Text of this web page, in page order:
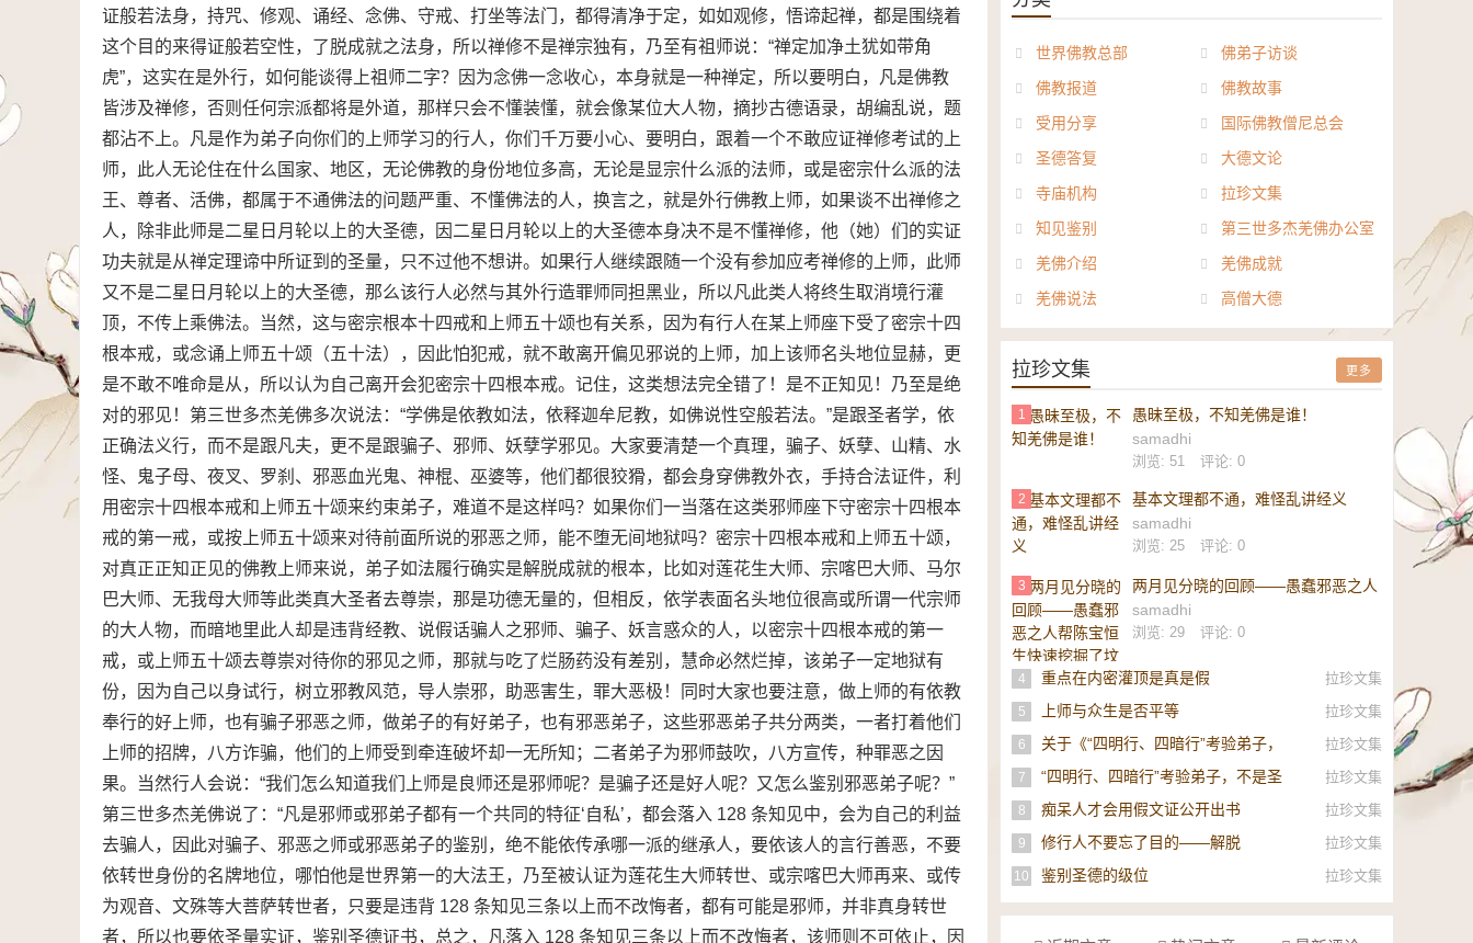
证般若法身，持咒、修观、诵经、念佛、守戒、打坐等法门，都得清净于定，如如观修，悟谛起禅，都是围绕着
这个目的来得证般若空性，了脱成就之法身，所以禅修不是禅宗独有，乃至有祖师说：“禅定加净土犹如带角
虎”，这实在是外行，如何能谈得上祖师二字？因为念佛一念收心，本身就是一种禅定，所以要明白，凡是佛教
皆涉及禅修，否则任何宗派都将是外道，那样只会不懂装懂，就会像某位大人物，摘抄古德语录，胡编乱说，题
都沾不上。凡是作为弟子向你们的上师学习的行人，你们千万要小心、要明白，跟着一个不敢应证禅修考试的上
师，此人无论住在什么国家、地区，无论佛教的身份地位多高，无论是显宗什么派的法师，或是密宗什么派的法
王、尊者、活佛，都属于不通佛法的问题严重、不懂佛法的人，换言之，就是外行佛教上师，如果谈不出禅修之
人，除非此师是二星日月轮以上的大圣德，因二星日月轮以上的大圣德本身决不是不懂禅修，他（她）们的实证
功夫就是从禅定理谛中所证到的圣量，只不过他不想讲。如果行人继续跟随一个没有参加应考禅修的上师，此师
又不是二星日月轮以上的大圣德，那么该行人必然与其外行造罪师同担黑业，所以凡此类人将终生取消境行灌
顶，不传上乘佛法。当然，这与密宗根本十四戒和上师五十颂也有关系，因为有行人在某上师座下受了密宗十四
根本戒，或念诵上师五十颂（五十法），因此怕犯戒，就不敢离开偏见邪说的上师，加上该师名头地位显赫，更
是不敢不唯命是从，所以认为自己离开会犯密宗十四根本戒。记住，这类想法完全错了！是不正知见！乃至是绝
对的邪见！第三世多杰羌佛多次说法：“学佛是依教如法，依释迦牟尼教，如佛说性空般若法。”是跟圣者学，依
正确法义行，而不是跟凡夫，更不是跟骗子、邪师、妖孽学邪见。大家要清楚一个真理，骗子、妖孽、山精、水
怪、鬼子母、夜叉、罗刹、邪恶血光鬼、神棍、巫婆等，他们都很狡猾，都会身穿佛教外衣，手持合法证件，利
用密宗十四根本戒和上师五十颂来约束弟子，难道不是这样吗？如果你们一当落在这类邪师座下守密宗十四根本
戒的第一戒，或按上师五十颂来对待前面所说的邪恶之师，能不堕无间地狱吗？密宗十四根本戒和上师五十颂，
对真正正知正见的佛教上师来说，弟子如法履行确实是解脱成就的根本，比如对莲花生大师、宗喀巴大师、马尔
巴大师、无我母大师等此类真大圣者去尊崇，那是功德无量的，但相反，依学表面名头地位很高或所谓一代宗师
的大人物，而暗地里此人却是违背经教、说假话骗人之邪师、骗子、妖言惑众的人，以密宗十四根本戒的第一
戒，或上师五十颂去尊崇对待你的邪见之师，那就与吃了烂肠药没有差别，慧命必然烂掉，该弟子一定地狱有
份，因为自己以身试行，树立邪教风范，导人崇邪，助恶害生，罪大恶极！同时大家也要注意，做上师的有依教
奉行的好上师，也有骗子邪恶之师，做弟子的有好弟子，也有邪恶弟子，这些邪恶弟子共分两类，一者打着他们
上师的招牌，八方诈骗，他们的上师受到牵连破坏却一无所知；二者弟子为邪师鼓吹，八方宣传，种罪恶之因
果。当然行人会说：“我们怎么知道我们上师是良师还是邪师呢？是骗子还是好人呢？又怎么鉴别邪恶弟子呢？”
第三世多杰羌佛说了：“凡是邪师或邪弟子都有一个共同的特征‘自私’，都会落入 128 条知见中，会为自己的利益
去骗人，因此对骗子、邪恶之师或邪恶弟子的鉴别，绝不能依传承哪一派的继承人，要依该人的言行善恶，不要
依转世身份的名牌地位，哪怕他是世界第一的大法王，乃至被认证为莲花生大师转世、或宗喀巴大师再来、或传
为观音、文殊等大菩萨转世者，只要是违背 128 条知见三条以上而不改悔者，都有可能是邪师，并非真身转世
者，所以也要依圣量实证，鉴别圣德证书，总之，凡落入 128 条知见三条以上而不改悔者，该师则不可依止，因
世界佛教总部
佛弟子访谈
佛教报道
佛教故事
受用分享
国际佛教僧尼总会
圣德答复
大德文论
寺庙机构
拉珍文集
知见鉴别
第三世多杰羌佛办公室
羌佛介绍
羌佛成就
羌佛说法
高僧大德
更多
拉珍文集
1
愚昧至极，不知羌佛是谁！
samadhi
浏览: 51 评论: 0
2
基本文理都不通，难怪乱讲经义
samadhi
浏览: 25 评论: 0
3
两月见分晓的回顾——愚蠢邪恶之人
帮陈宝恒生快速挖掘了坟墓
samadhi
浏览: 29 评论: 0
4 重点在内密灌顶是真是假 拉珍文集
5 上师与众生是否平等 拉珍文集
6
关于《“四明行、四暗行”考验弟子，
不是圣者，即是邪师》的补充
拉珍文集
7
“四明行、四暗行”考验弟子，不是圣
者，即是邪师！
拉珍文集
8 痴呆人才会用假文证公开出书 拉珍文集
9 修行人不要忘了目的——解脱 拉珍文集
10 鉴别圣德的级位 拉珍文集